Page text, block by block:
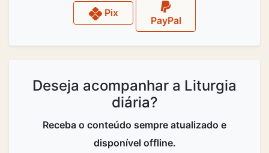
Pix
PayPal
Deseja acompanhar a Liturgia
diária?
Receba o conteúdo sempre atualizado e
disponível offline.